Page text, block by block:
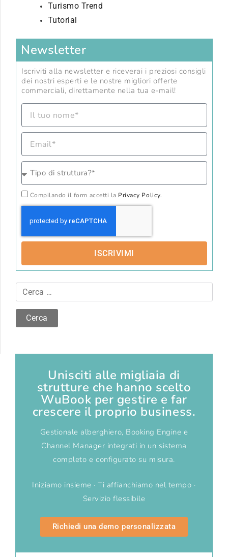
Turismo Trend
Tutorial
Newsletter
Iscriviti alla newsletter e riceverai i preziosi consigli
dei nostri esperti e le nostre migliori offerte
commerciali, direttamente nella tua e-mail!
Compilando il form accetti la Privacy Policy.
ISCRIVIMI
Unisciti alle migliaia di
strutture che hanno scelto
WuBook per gestire e far
crescere il proprio business.
Gestionale alberghiero, Booking Engine e
Channel Manager integrati in un sistema
completo e configurato su misura.
Iniziamo insieme · Ti affianchiamo nel tempo ·
Servizio flessibile
Richiedi una demo personalizzata